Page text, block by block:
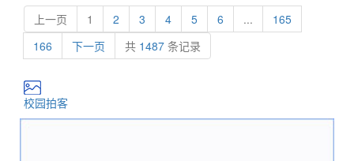
上一页 1 2 3 4 5 6 ...
165
166
下一页 共 1487 条记录
校园拍客